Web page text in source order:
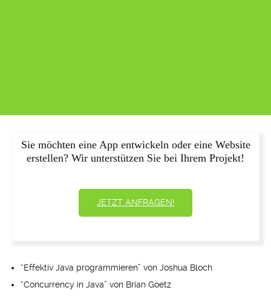
Sie möchten eine App entwickeln oder eine Website
erstellen? Wir unterstützen Sie bei Ihrem Projekt!
JETZT ANFRAGEN!
“Effektiv Java programmieren” von Joshua Bloch
“Concurrency in Java” von Brian Goetz